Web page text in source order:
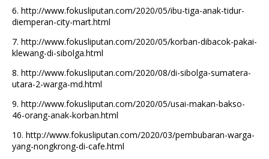
6. http://www.fokusliputan.com/2020/05/ibu-tiga-anak-tidur-
diemperan-city-mart.html
7. http://www.fokusliputan.com/2020/05/korban-dibacok-pakai-
klewang-di-sibolga.html
8. http://www.fokusliputan.com/2020/08/di-sibolga-sumatera-
utara-2-warga-md.html
9. http://www.fokusliputan.com/2020/05/usai-makan-bakso-
46-orang-anak-korban.html
10. http://www.fokusliputan.com/2020/03/pembubaran-warga-
yang-nongkrong-di-cafe.html